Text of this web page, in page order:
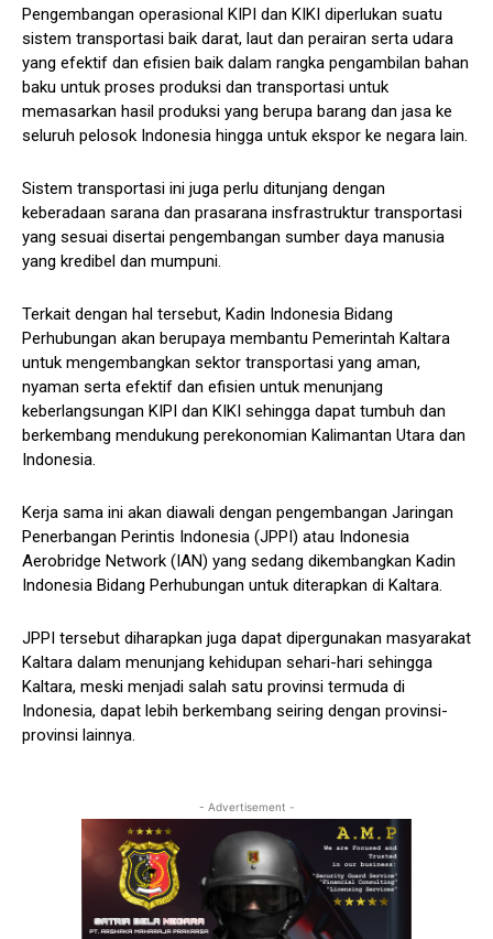
Pengembangan operasional KIPI dan KIKI diperlukan suatu
sistem transportasi baik darat, laut dan perairan serta udara
yang efektif dan efisien baik dalam rangka pengambilan bahan
baku untuk proses produksi dan transportasi untuk
memasarkan hasil produksi yang berupa barang dan jasa ke
seluruh pelosok Indonesia hingga untuk ekspor ke negara lain.
Sistem transportasi ini juga perlu ditunjang dengan
keberadaan sarana dan prasarana insfrastruktur transportasi
yang sesuai disertai pengembangan sumber daya manusia
yang kredibel dan mumpuni.
Terkait dengan hal tersebut, Kadin Indonesia Bidang
Perhubungan akan berupaya membantu Pemerintah Kaltara
untuk mengembangkan sektor transportasi yang aman,
nyaman serta efektif dan efisien untuk menunjang
keberlangsungan KIPI dan KIKI sehingga dapat tumbuh dan
berkembang mendukung perekonomian Kalimantan Utara dan
Indonesia.
Kerja sama ini akan diawali dengan pengembangan Jaringan
Penerbangan Perintis Indonesia (JPPI) atau Indonesia
Aerobridge Network (IAN) yang sedang dikembangkan Kadin
Indonesia Bidang Perhubungan untuk diterapkan di Kaltara.
JPPI tersebut diharapkan juga dapat dipergunakan masyarakat
Kaltara dalam menunjang kehidupan sehari-hari sehingga
Kaltara, meski menjadi salah satu provinsi termuda di
Indonesia, dapat lebih berkembang seiring dengan provinsi-
provinsi lainnya.
- Advertisement -